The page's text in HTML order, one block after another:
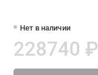
Нет в наличии
228740 ₽